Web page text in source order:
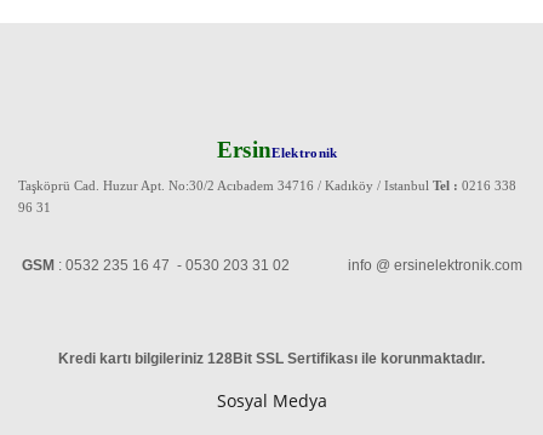
ErsinElektronik
Taşköprü Cad. Huzur Apt. No:30/2 Acıbadem 34716 / Kadıköy / Istanbul Tel : 0216 338
96 31
GSM : 0532 235 16 47 - 0530 203 31 02 info @ ersinelektronik.com
Kredi kartı bilgileriniz 128Bit SSL Sertifikası ile korunmaktadır.
Sosyal Medya